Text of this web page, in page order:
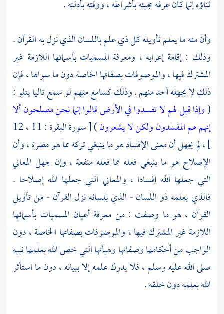
ثناؤه إنما كان عرفه مجيئه بأشراطه ، ووقته بأدلته .
وأن منه ما يعلم تأويله كل ذي علم باللسان الذي نزل به القرآن .
وذلك : إقامة إعرابه ، ومعرفة المسميات بأسمائها اللازمة غير
المشترك فيها ، والموصوفات بصفاتها الخاصة دون ما سواها ، فإن
ذلك لا يجهله أحد منهم . وذلك كسامع منهم لو سمع تاليا يتلو :
(وإذا قيل لهم لا تفسدوا في الأرض قالوا إنما نحن مصلحون ألا
إنهم هم المفسدون ولكن لا يشعرون
) [ سورة البقرة : 11 ، 12
] ، لم يجهل أن معنى الإفساد هو ما ينبغي تركه مما هو مضرة ، وأن
الإصلاح هو ما ينبغي فعله مما فعله منفعة ، وإن جهل المعاني
التي جعلها الله إفسادا ، والمعاني التي جعلها الله إصلاحا .
فالذي يعلمه ذو اللسان - الذي بلسانه نزل القرآن - من تأويل
القرآن ، هو ما وصفت : من معرفة أعيان المسميات بأسمائها
اللازمة غير المشترك فيها ، والموصوفات بصفاتها الخاصة ، دون
الواجب من أحكامها وصفاتها وهيآتها التي خص الله بعلمها نبيه
صلى الله عليه وسلم ، فلا يدرك علمه إلا ببيانه ، دون ما استأثر
الله بعلمه دون خلقه .